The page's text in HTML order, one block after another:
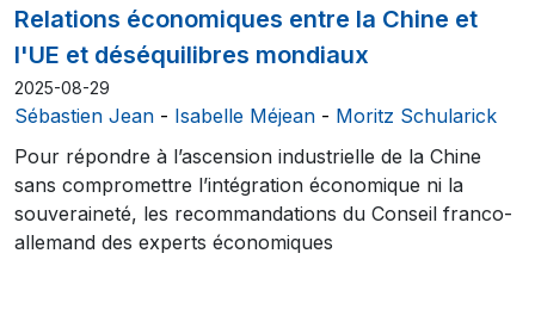
Relations économiques entre la Chine et
l'UE et déséquilibres mondiaux
2025-08-29
Sébastien Jean - Isabelle Méjean - Moritz Schularick
Pour répondre à l’ascension industrielle de la Chine
sans compromettre l’intégration économique ni la
souveraineté, les recommandations du Conseil franco-
allemand des experts économiques